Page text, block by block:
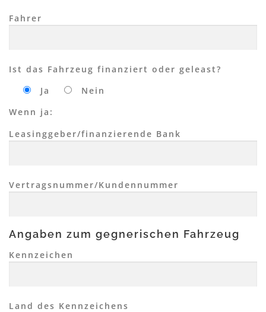
Fahrer
Ist das Fahrzeug finanziert oder geleast?
Ja
Nein
Wenn ja:
Leasinggeber/finanzierende Bank
Vertragsnummer/Kundennummer
Angaben zum gegnerischen Fahrzeug
Kennzeichen
Land des Kennzeichens